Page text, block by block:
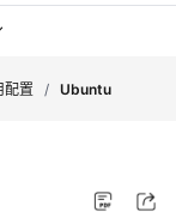
配置 / Ubuntu